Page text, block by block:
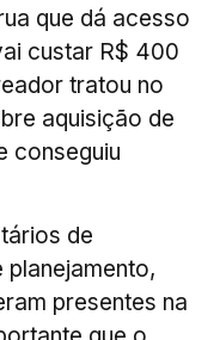
que dá acesso
custar R$ 400
tratou no
aquisição de
conseguiu
de
planejamento,
presentes na